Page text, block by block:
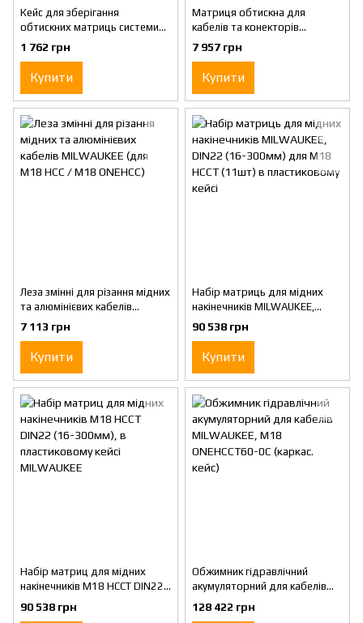
Кейс для зберігання
обтискних матриць системи
Crimp/Die MILWAUKEE
1 762 грн
Купити
Матриця обтискна для
кабелів та конекторів
MILWAUKEE, R22 Cu 35
7 957 грн
Купити
Леза змінні для різання мідних
та алюмінієвих кабелів
MILWAUKEE (для M18 HCC /
M18 ONEHCC)
7 113 грн
Купити
Набір матриць для мідних
накінечників MILWAUKEE,
DIN22 (16-300мм) для M18
HCCT (11шт) в пластиковому
кейсі
90 538 грн
Купити
Набір матриц для мідних
накінечників M18 HCCT DIN22
(16-300мм), в пластиковому
кейсі MILWAUKEE
90 538 грн
Обжимник гідравлічний
акумуляторний для кабелів
MILWAUKEE, M18 ONEHCCT60-
0C (каркас. кейс)
128 422 грн